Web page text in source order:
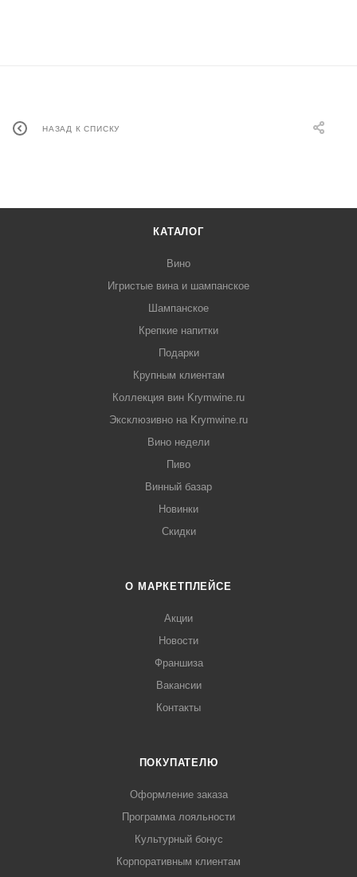
НАЗАД К СПИСКУ
КАТАЛОГ
Вино
Игристые вина и шампанское
Шампанское
Крепкие напитки
Подарки
Крупным клиентам
Коллекция вин Krymwine.ru
Эксклюзивно на Krymwine.ru
Вино недели
Пиво
Винный базар
Новинки
Скидки
О МАРКЕТПЛЕЙСЕ
Акции
Новости
Франшиза
Вакансии
Контакты
ПОКУПАТЕЛЮ
Оформление заказа
Программа лояльности
Культурный бонус
Корпоративным клиентам